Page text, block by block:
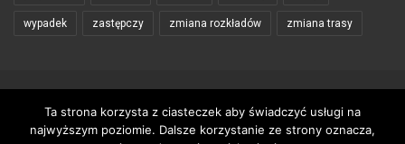
wypadek zastępczy zmiana rozkładów zmiana trasy
Wykorzystywanie materiałów zawartych na stronie tylko za zgodą
Ta strona korzysta z ciasteczek aby świadczyć usługi na
najwyższym poziomie. Dalsze korzystanie ze strony oznacza,